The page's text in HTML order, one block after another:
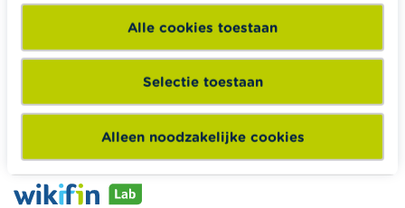
Alle cookies toestaan
Selectie toestaan
Alleen noodzakelijke cookies
Wikifin School biedt gratis en heel divers pedagogisch
lesmateriaal en opleidingen aan leerkrachten om hen te
ondersteunen bij hun lessen financiële educatie.
Naar Wikifin School